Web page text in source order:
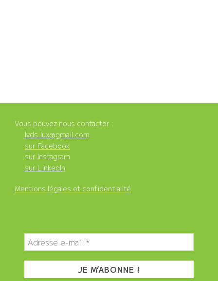
Vous pouvez nous contacter :
lvds.lux@gmail.com
sur Facebook
sur Instagram
sur LinkedIn
Mentions légales et confidentialité